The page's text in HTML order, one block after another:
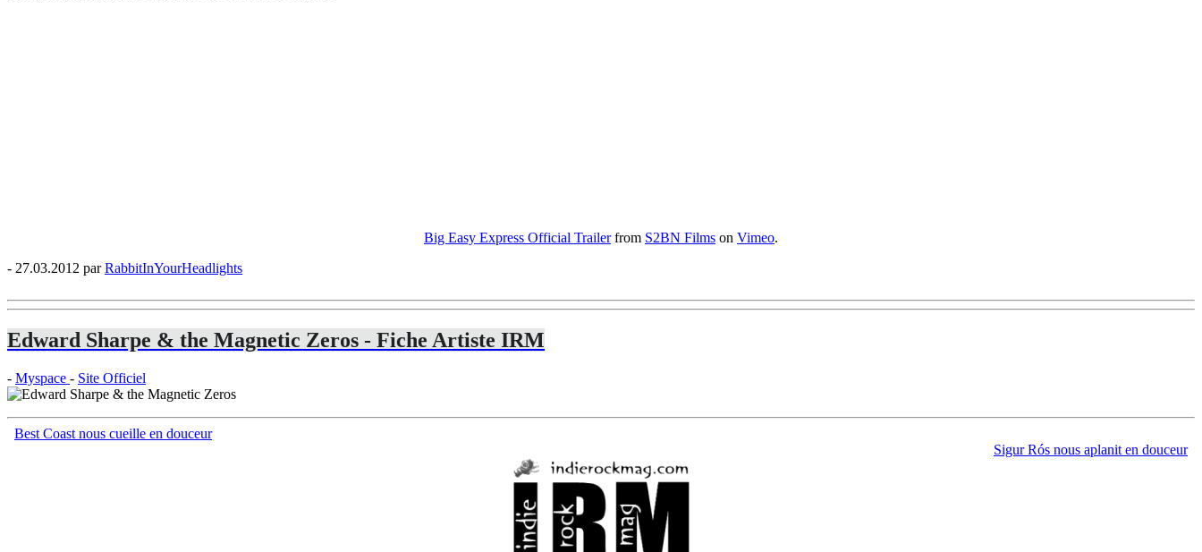
Big Easy Express Official Trailerfrom S2BN Films on Vimeo.
- 27.03.2012 parRabbitInYourHeadlights
Edward Sharpe & the Magnetic Zeros - Fiche Artiste IRM
- Myspace - Site Officiel
Best Coast nous cueille en douceur
Sigur Rós nous aplanit en douceur